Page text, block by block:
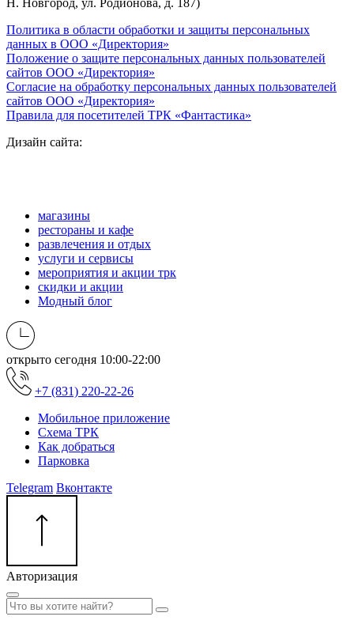
Н. Новгород, ул. Родионова, д. 187)
Политика в области обработки и защиты персональных
данных в ООО «Директория»
Положение о защите персональных данных пользователей
сайтов ООО «Директория»
Согласие на обработку персональных данных пользователей
сайтов ООО «Директория»
Правила для посетителей ТРК «Фантастика»
Дизайн сайта:
магазины
рестораны и кафе
развлечения и отдых
услуги и сервисы
мероприятия и акции трк
скидки и акции
Модный блог
открыто сегодня 10:00-22:00
+7 (831) 220-22-26
Мобильное приложение
Схема ТРК
Как добраться
Парковка
Telegram Вконтакте
Авторизация